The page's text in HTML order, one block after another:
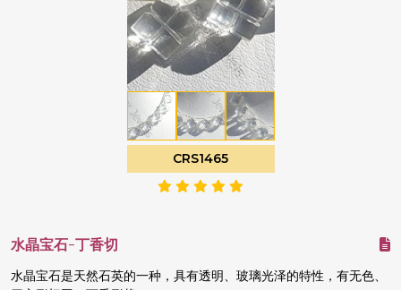
CRS1465
水晶宝石-丁香切
水晶宝石是天然石英的一种，具有透明、玻璃光泽的特性，有无色、